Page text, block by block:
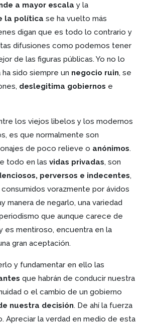
a mayor escala y la
la política se ha vuelto más
digan que es todo lo contrario y
difusiones como podemos tener
de las figuras públicas. Yo no lo
sido siempre un negocio ruin, se
deslegitima gobiernos e
los viejos libelos y los modernos
es que normalmente son
de poco relieve o anónimos.
todo en las vidas privadas, son
perversos e indecentes,
vorazmente por ávidos
manera de negarlo, una variedad
que aunque carece de
es mentiroso, encuentra en la
gran aceptación.
y fundamentar en ello las
que habrán de conducir nuestra
o el cambio de un gobierno
nuestra decisión. De ahí la fuerza
Apreciar la verdad en medio de esta